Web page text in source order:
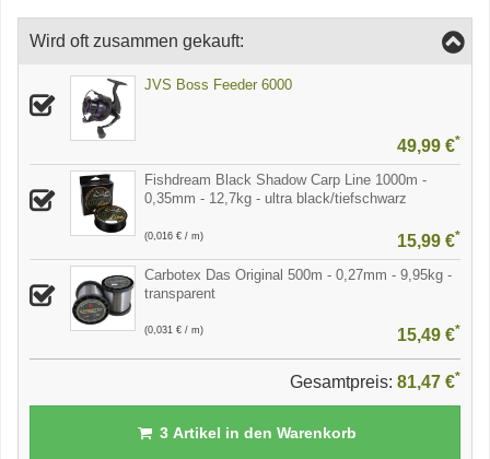
Wird oft zusammen gekauft:
JVS Boss Feeder 6000
49,99 €*
Fishdream Black Shadow Carp Line 1000m -
0,35mm - 12,7kg - ultra black/tiefschwarz
(0,016 € / m) 15,99 €*
Carbotex Das Original 500m - 0,27mm - 9,95kg -
transparent
(0,031 € / m) 15,49 €*
Gesamtpreis: 81,47 €*
3Artikel in den Warenkorb